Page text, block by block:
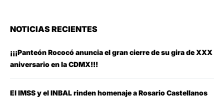
NOTICIAS RECIENTES
¡¡¡Panteón Rococó anuncia el gran cierre de su gira de XXX
aniversario en la CDMX!!!
El IMSS y el INBAL rinden homenaje a Rosario Castellanos